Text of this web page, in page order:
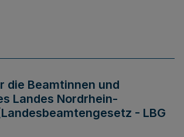
die Beamtinnen und
Landes Nordrhein-
- LBG